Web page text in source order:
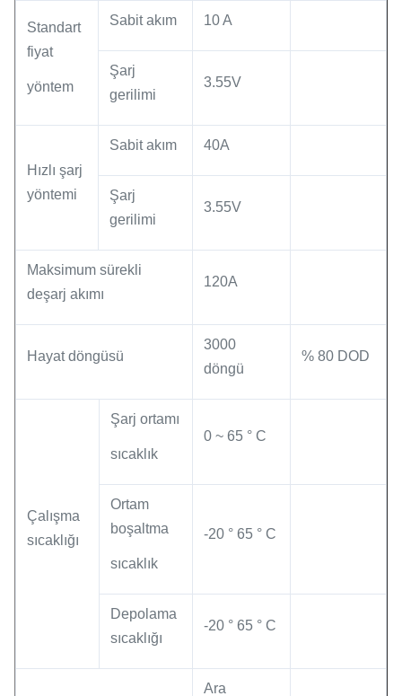
Standart
fiyat
yöntem
Sabit akım 10 A
Şarj
gerilimi
3.55V
Hızlı şarj
yöntemi
Sabit akım 40A
Şarj
gerilimi
3.55V
Maksimum sürekli
deşarj akımı
120A
Hayat döngüsü
3000
döngü
% 80 DOD
Çalışma
sıcaklığı
Şarj ortamı
sıcaklık
0 ~ 65 ° C
Ortam
boşaltma
sıcaklık
-20 ° 65 ° C
Depolama
sıcaklığı
-20 ° 65 ° C
Ara